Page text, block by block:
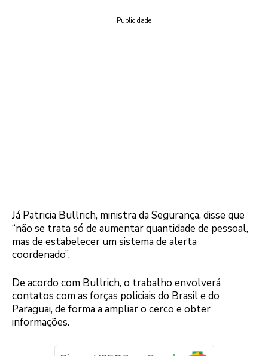
Publicidade
Já Patricia Bullrich, ministra da Segurança, disse que
“não se trata só de aumentar quantidade de pessoal,
mas de estabelecer um sistema de alerta
coordenado”.
De acordo com Bullrich, o trabalho envolverá
contatos com as forças policiais do Brasil e do
Paraguai, de forma a ampliar o cerco e obter
informações.